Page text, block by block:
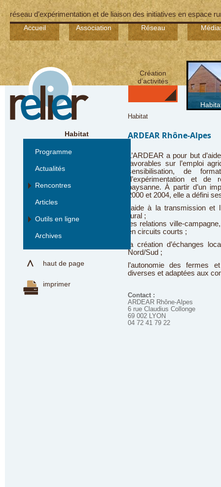
réseau d’expérimentation et de liaison des initiatives en espace
Accueil Association Réseau
Création
d’activités
Habitat
Programme
Actualités
Rencontres
Articles
Outils en ligne
Archives
haut de page
imprimer
Habitat
ARDEAR Rhône-Alpes
L’ARDEAR a pour but
favorables sur l’emploi
sensibilisation, de
d’expérimentation et de
paysanne. À partir d’un
2000 et 2004, elle a défini
l’aide à la transmission et
rural ;
les relations ville-
en circuits courts ;
la création d’échanges
Nord/Sud ;
l’autonomie des fermes
diverses et adaptées aux
Contact :
ARDEAR Rhône-Alpes
6 rue Claudius Collonge
69 002 LYON
04 72 41 79 22